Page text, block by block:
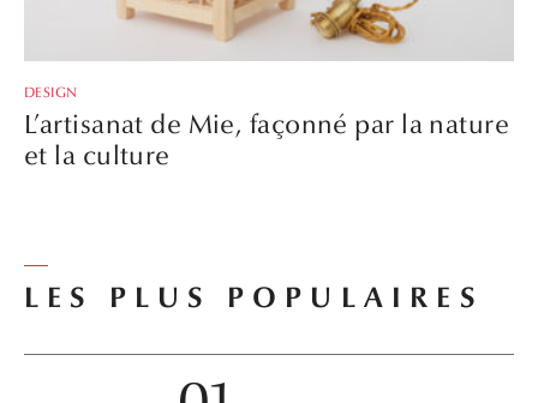
DESIGN
L’artisanat de Mie, façonné par la nature
et la culture
LES PLUS POPULAIRES